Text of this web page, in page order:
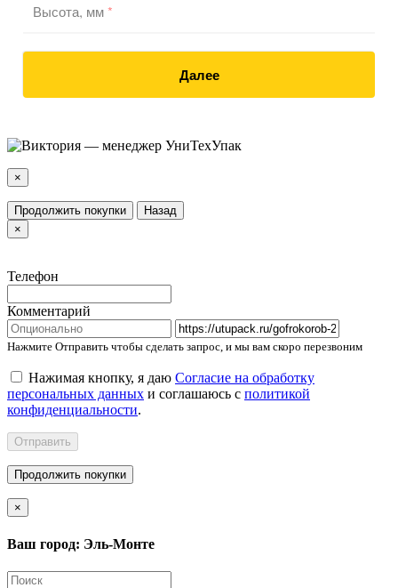
Высота, мм*
Далее
×
Продолжить покупки
Назад
×
Телефон
Комментарий
Нажмите Отправить чтобы сделать запрос, и мы вам скоро перезвоним
Нажимая кнопку, я даю Согласие на обработку
персональных данных и соглашаюсь с политикой
конфиденциальности.
Отправить
Продолжить покупки
×
Ваш город: Эль-Монте